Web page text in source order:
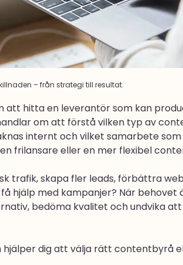
– från strategi till resultat.
hitta en leverantör som kan
om att förstå vilken typ av
internt och vilket samarbete
frilansare eller en mer flexibel
trafik, skapa fler leads, förbättra
hjälp med kampanjer? När behovet
bedöma kvalitet och undvika
hjälper dig att välja rätt contentbyrå